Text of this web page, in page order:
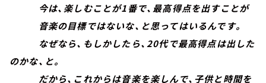
今は、楽しむことが1番で、最高得点を出すことが
音楽の目標ではないな、と思ってはいるんです。
なぜなら、もしかしたら、20代で最高得点は出した
のかな、と。
だから、これからは音楽を楽しんで、子供と時間を